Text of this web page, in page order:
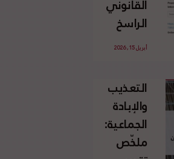
الإسرائيلي
غير
القانوني
الفلسطينية
القانوني
الراسخ
للاجئين
وحقهم
في العودة
بموجب
القانون
الدولي
أبريل 15, 2026
التعذيب
والإبادة
الجماعية:
ملخّص